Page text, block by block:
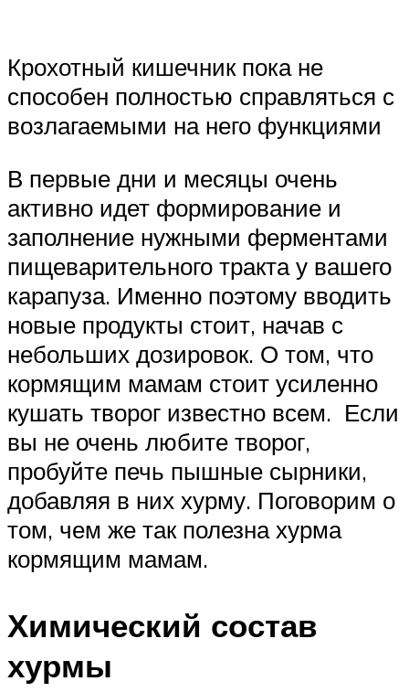
Крохотный кишечник пока не
способен полностью справляться с
возлагаемыми на него функциями
В первые дни и месяцы очень
активно идет формирование и
заполнение нужными ферментами
пищеварительного тракта у вашего
карапуза. Именно поэтому вводить
новые продукты стоит, начав с
небольших дозировок. О том, что
кормящим мамам стоит усиленно
кушать творог известно всем. Если
вы не очень любите творог,
пробуйте печь пышные сырники,
добавляя в них хурму. Поговорим о
том, чем же так полезна хурма
кормящим мамам.
Химический состав
хурмы